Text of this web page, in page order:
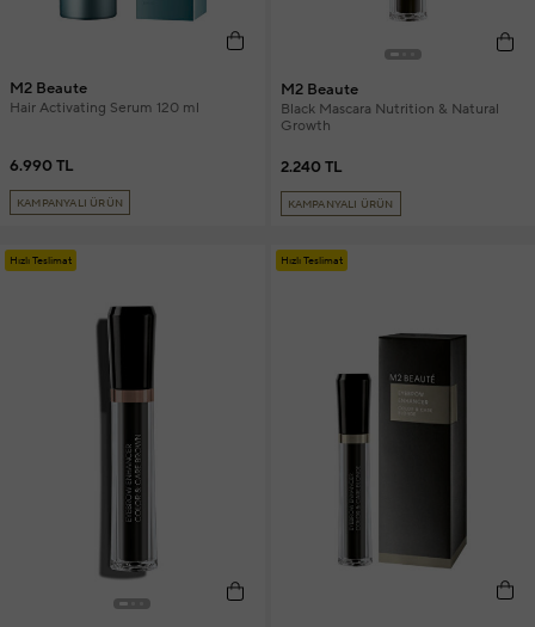
M2 Beaute
Hair Activating Serum 120 ml
6.990 TL
KAMPANYALI ÜRÜN
M2 Beaute
Black Mascara Nutrition & Natural
Growth
2.240 TL
KAMPANYALI ÜRÜN
Hızlı Teslimat Hızlı Teslimat